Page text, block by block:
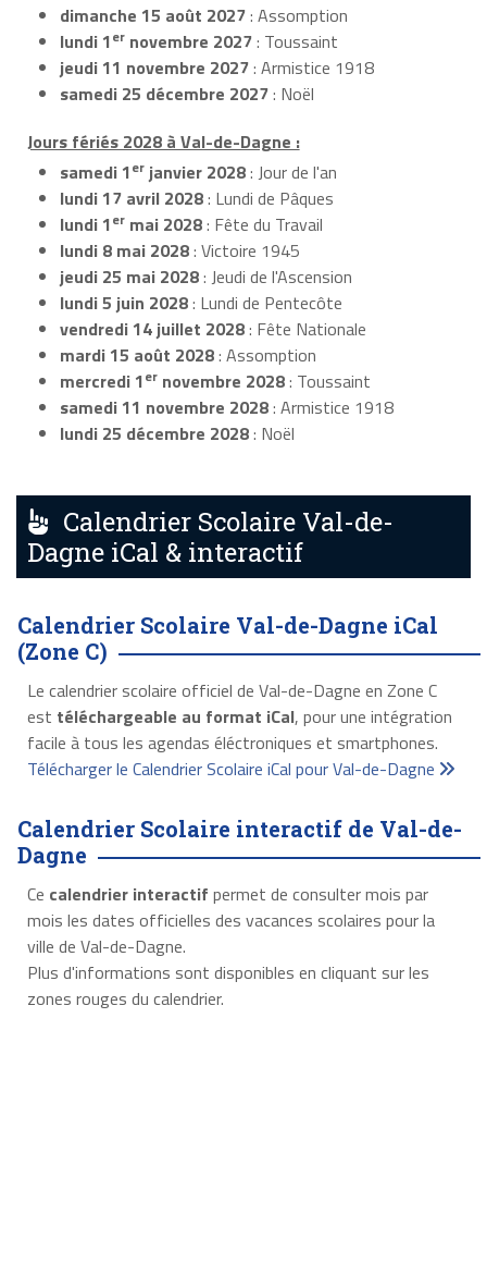
dimanche 15 août 2027: Assomption
lundi 1er novembre 2027: Toussaint
jeudi 11 novembre 2027: Armistice 1918
samedi 25 décembre 2027: Noël
Jours fériés 2028 à Val-de-Dagne :
samedi 1er janvier 2028: Jour de l'an
lundi 17 avril 2028: Lundi de Pâques
lundi 1er mai 2028: Fête du Travail
lundi 8 mai 2028: Victoire 1945
jeudi 25 mai 2028: Jeudi de l'Ascension
lundi 5 juin 2028: Lundi de Pentecôte
vendredi 14 juillet 2028: Fête Nationale
mardi 15 août 2028: Assomption
mercredi 1er novembre 2028: Toussaint
samedi 11 novembre 2028: Armistice 1918
lundi 25 décembre 2028: Noël
Calendrier Scolaire Val-de-
Dagne iCal & interactif
Calendrier Scolaire Val-de-Dagne iCal
(Zone C)
Le calendrier scolaire officiel de Val-de-Dagne en Zone C
est téléchargeable au format iCal, pour une intégration
facile à tous les agendas éléctroniques et smartphones.
Télécharger le Calendrier Scolaire iCal pour Val-de-Dagne
Calendrier Scolaire interactif de Val-de-
Dagne
Ce calendrier interactif permet de consulter mois par
mois les dates officielles des vacances scolaires pour la
ville de Val-de-Dagne.
Plus d'informations sont disponibles en cliquant sur les
zones rouges du calendrier.